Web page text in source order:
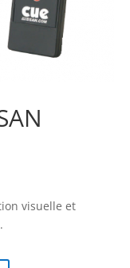
visuelle et